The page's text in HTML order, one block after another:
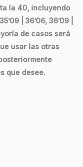
la 40, incluyendo
| 36’06, 36’09 |
de casos será
usar las otras
que desee.